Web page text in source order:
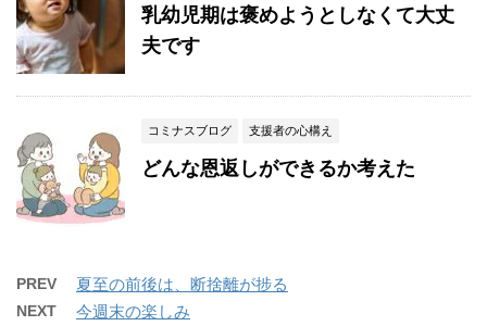
乳幼児期は褒めようとしなくて大丈
夫です
コミナスブログ 支援者の心構え
どんな恩返しができるか考えた
PREV 夏至の前後は、断捨離が捗る
NEXT 今週末の楽しみ